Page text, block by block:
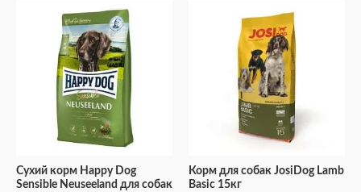
Сухий корм Happy Dog
Sensible Neuseeland для собак
Корм для собак JosiDog Lamb
Basic 15кг